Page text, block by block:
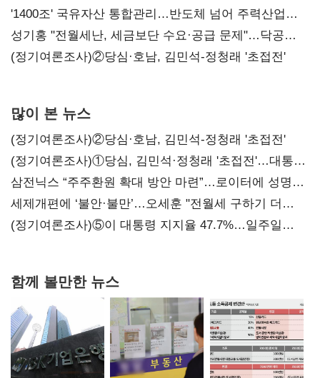
목소리
'1400조' 국유자산 통합관리…반도체 넘어 주력산업
구조혁신
성기홍 "전월세난, 세금보단 수요·공급 문제"…닥공
시사
(정기여론조사)②당심·호남, 김민석-정청래 '초접전'
많이 본 뉴스
(정기여론조사)②당심·호남, 김민석-정청래 '초접전'
(정기여론조사)①당심, 김민석·정청래 '초접전'…대통령
지지도 '50% 아래로'(종합)
삼전닉스 “주주환원 확대 방안 마련”…로이터에 성명
보내
세제개편에 ‘불안·불만’…오세훈 "전월세 구하기 더
힘들어질 것"
(정기여론조사)⑤이 대통령 지지율 47.7%…일주일
함께 볼만한 뉴스